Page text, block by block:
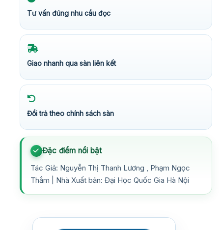
Tư vấn đúng nhu cầu đọc
Giao nhanh qua sàn liên kết
Đổi trả theo chính sách sàn
Đặc điểm nổi bật
Tác Giả: Nguyễn Thị Thanh Lương , Phạm Ngọc
Thắm | Nhà Xuất bản: Đại Học Quốc Gia Hà Nội